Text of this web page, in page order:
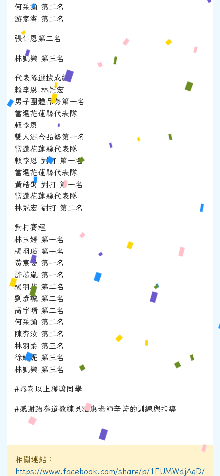
何采諭 第二名
游家睿 第二名
張仁恩第二名
林凱樂 第三名
代表隊選拔成績
賴李恩 林冠宏
男子團體品勢第一名
當選花蓮縣代表隊
賴李恩
雙人混合品勢第一名
當選花蓮縣代表隊
賴李恩 對打 第一名
當選花蓮縣代表隊
黃皓禹 對打 第一名
當選花蓮縣代表隊
林冠宏 對打 第二名
對打賽程
林玉婷 第一名
楊羽瑄 第一名
黃宸晏 第一名
許芯嵐 第一名
楊羽芯 第二名
劉彥誠 第二名
高宇晴 第二名
何采諭 第二名
陳弈汝 第二名
林羽柔 第三名
徐嬿妮 第三名
林凱樂 第三名
#恭喜以上獲獎同學
#感謝跆拳道教練吳雅惠老師辛苦的訓練與指導
相關連結：
https://www.facebook.com/share/p/1EUMWdjAqD/